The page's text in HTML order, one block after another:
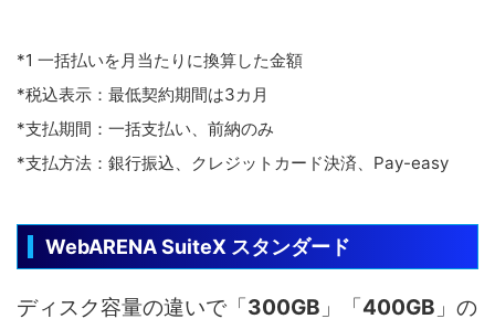
*1 一括払いを月当たりに換算した金額
*税込表示：最低契約期間は3カ月
*支払期間：一括支払い、前納のみ
*支払方法：銀行振込、クレジットカード決済、Pay-easy
WebARENA SuiteX スタンダード
ディスク容量の違いで「300GB 」「400GB 」の